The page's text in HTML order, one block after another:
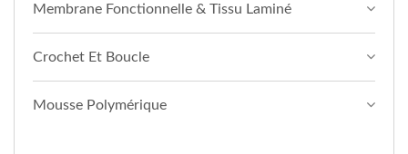
Membrane Fonctionnelle & Tissu Laminé
Crochet Et Boucle
Mousse Polymérique